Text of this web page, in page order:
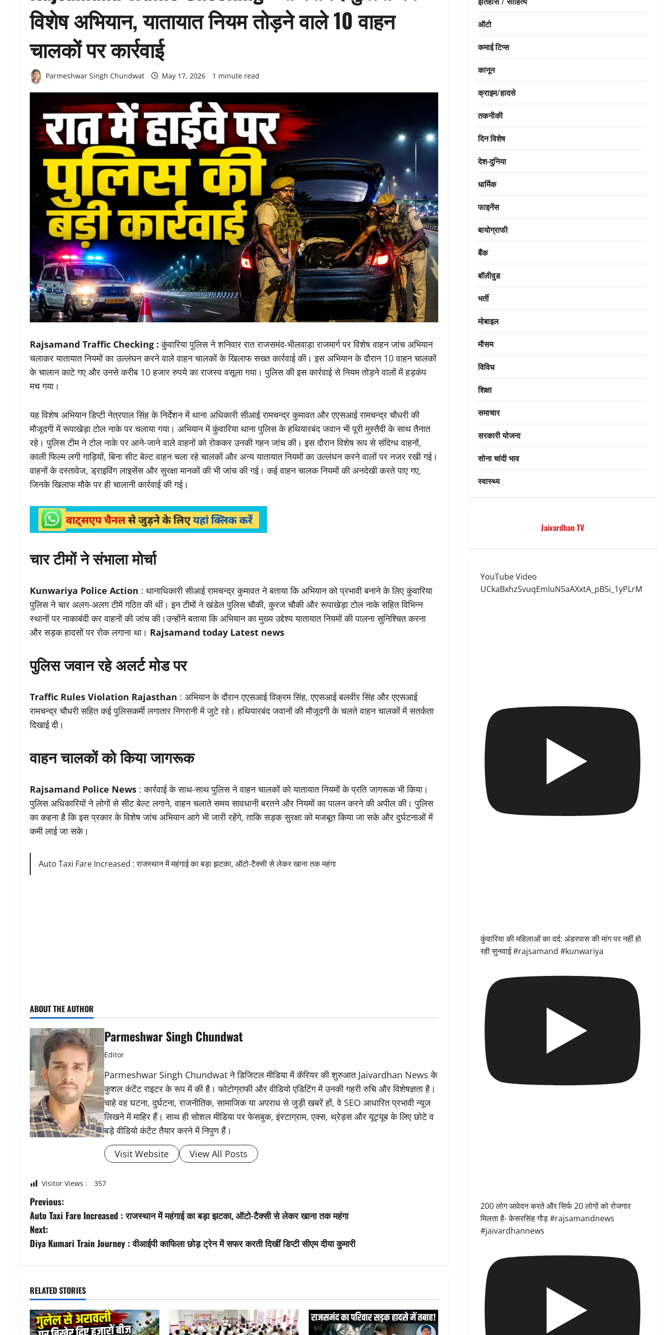
विशेष अभियान, यातायात नियम तोड़ने वाले 10 वाहन
चालकों पर कार्रवाई
Parmeshwar Singh Chundwat May 17, 2026 1 minute read
Rajsamand Traffic Checking : कुंवारिया पुलिस ने शनिवार रात राजसमंद-भीलवाड़ा राजमार्ग पर विशेष वाहन जांच अभियान
चलाकर यातायात नियमों का उल्लंघन करने वाले वाहन चालकों के खिलाफ सख्त कार्रवाई की। इस अभियान के दौरान 10 वाहन चालकों
के चालान काटे गए और उनसे करीब 10 हजार रुपये का राजस्व वसूला गया। पुलिस की इस कार्रवाई से नियम तोड़ने वालों में हड़कंप
मच गया।
यह विशेष अभियान डिप्टी नेत्रपाल सिंह के निर्देशन में थाना अधिकारी सीआई रामचन्द्र कुमावत और एएसआई रामचन्द्र चौधरी की
मौजूदगी में रूपाखेड़ा टोल नाके पर चलाया गया। अभियान में कुंवारिया थाना पुलिस के हथियारबंद जवान भी पूरी मुस्तैदी के साथ तैनात
रहे। पुलिस टीम ने टोल नाके पर आने-जाने वाले वाहनों को रोककर उनकी गहन जांच की। इस दौरान विशेष रूप से संदिग्ध वाहनों,
काली फिल्म लगी गाड़ियों, बिना सीट बेल्ट वाहन चला रहे चालकों और अन्य यातायात नियमों का उल्लंघन करने वालों पर नजर रखी गई।
वाहनों के दस्तावेज, ड्राइविंग लाइसेंस और सुरक्षा मानकों की भी जांच की गई। कई वाहन चालक नियमों की अनदेखी करते पाए गए,
जिनके खिलाफ मौके पर ही चालानी कार्रवाई की गई।
चार टीमों ने संभाला मोर्चा
Kunwariya Police Action : थानाधिकारी सीआई रामचन्द्र कुमावत ने बताया कि अभियान को प्रभावी बनाने के लिए कुंवारिया
पुलिस ने चार अलग-अलग टीमें गठित की थीं। इन टीमों ने खंडेल पुलिस चौकी, कुरज चौकी और रूपाखेड़ा टोल नाके सहित विभिन्न
स्थानों पर नाकाबंदी कर वाहनों की जांच की।उन्होंने बताया कि अभियान का मुख्य उद्देश्य यातायात नियमों की पालना सुनिश्चित करना
और सड़क हादसों पर रोक लगाना था। Rajsamand today Latest news
पुलिस जवान रहे अलर्ट मोड पर
Traffic Rules Violation Rajasthan : अभियान के दौरान एएसआई विक्रम सिंह, एएसआई बलवीर सिंह और एएसआई
रामचन्द्र चौधरी सहित कई पुलिसकर्मी लगातार निगरानी में जुटे रहे। हथियारबंद जवानों की मौजूदगी के चलते वाहन चालकों में सतर्कता
दिखाई दी।
वाहन चालकों को किया जागरूक
Rajsamand Police News : कार्रवाई के साथ-साथ पुलिस ने वाहन चालकों को यातायात नियमों के प्रति जागरूक भी किया।
पुलिस अधिकारियों ने लोगों से सीट बेल्ट लगाने, वाहन चलाते समय सावधानी बरतने और नियमों का पालन करने की अपील की। पुलिस
का कहना है कि इस प्रकार के विशेष जांच अभियान आगे भी जारी रहेंगे, ताकि सड़क सुरक्षा को मजबूत किया जा सके और दुर्घटनाओं में
कमी लाई जा सके।
Auto Taxi Fare Increased : राजस्थान में महंगाई का बड़ा झटका, ऑटो-टैक्सी से लेकर खाना तक महंगा
ABOUT THE AUTHOR
Parmeshwar Singh Chundwat
Editor
Parmeshwar Singh Chundwat ने डिजिटल मीडिया में कॅरियर की शुरुआत Jaivardhan News के
कुशल कंटेंट राइटर के रूप में की है। फोटोग्राफी और वीडियो एडिटिंग में उनकी गहरी रुचि और विशेषज्ञता है।
चाहे वह घटना, दुर्घटना, राजनीतिक, सामाजिक या अपराध से जुड़ी खबरें हों, वे SEO आधारित प्रभावी न्यूज
लिखने में माहिर हैं। साथ ही सोशल मीडिया पर फेसबुक, इंस्टाग्राम, एक्स, थ्रेड्स और यूट्यूब के लिए छोटे व
बड़े वीडियो कंटेंट तैयार करने में निपुण हैं।
Visit Website
View All Posts
Visitor Views : 357
P
o
s
n
a
v
Previous:
Auto Taxi Fare Increased : राजस्थान में महंगाई का बड़ा झटका, ऑटो-टैक्सी से लेकर खाना तक महंगा
Next:
Diya Kumari Train Journey : वीआईपी काफिला छोड़ ट्रेन में सफर करती दिखीं डिप्टी सीएम दीया कुमारी
RELATED STORIES
ऑटो
कमाई टिप्स
कानून
क्राइम/हादसे
तकनीकी
दिन विशेष
देश-दुनिया
धार्मिक
फाइनेंस
बायोग्राफी
बैंक
बॉलीवुड
भर्ती
मोबाइल
मौसम
विविध
शिक्षा
समाचार
सरकारी योजना
सोना चांदी भाव
स्वास्थ्य
Jaivardhan TV
YouTube Video
UCkaBxhzSvuqEmluN5aAXxtA_pB5i_1yPLrM
कुंवारिया की महिलाओं का दर्द: अंडरपास की मांग पर नहीं हो
रही सुनवाई #rajsamand #kunwariya
200 लोग आवेदन करते और सिर्फ 20 लोगों को रोजगार
मिलता है- केसरसिंह गौड़ #rajsamandnews
#jaivardhannews